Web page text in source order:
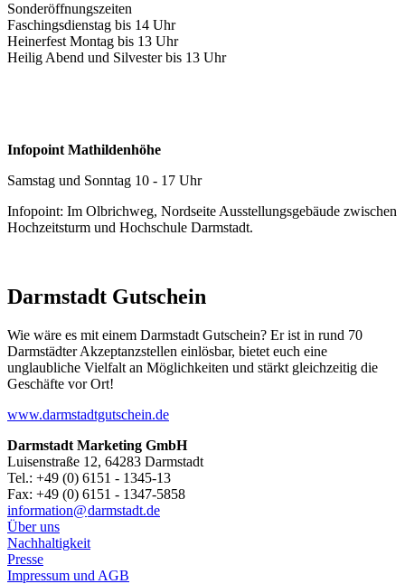
Sonderöffnungszeiten
Faschingsdienstag bis 14 Uhr
Heinerfest Montag bis 13 Uhr
Heilig Abend und Silvester bis 13 Uhr
Infopoint Mathildenhöhe
Samstag und Sonntag 10 - 17 Uhr
Infopoint: Im Olbrichweg, Nordseite Ausstellungsgebäude zwischen
Hochzeitsturm und Hochschule Darmstadt.
Darmstadt Gutschein
Wie wäre es mit einem Darmstadt Gutschein? Er ist in rund 70
Darmstädter Akzeptanzstellen einlösbar, bietet euch eine
unglaubliche Vielfalt an Möglichkeiten und stärkt gleichzeitig die
Geschäfte vor Ort!
www.darmstadtgutschein.de
Darmstadt Marketing GmbH
Luisenstraße 12, 64283 Darmstadt
Tel.: +49 (0) 6151 - 1345-13
Fax: +49 (0) 6151 - 1347-5858
information@darmstadt.de
Über uns
Nachhaltigkeit
Presse
Impressum und AGB